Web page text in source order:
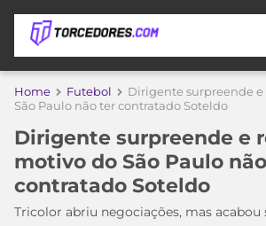
APOSTAS
DE
APOSTA
MELHORES
COPA
DO
MUNDO
Home Futebol
Dirigente surpreende
São Paulo não ter contratado Soteldo
Dirigente surpreende e
motivo do São Paulo
contratado Soteldo
Tricolor abriu negociações, mas